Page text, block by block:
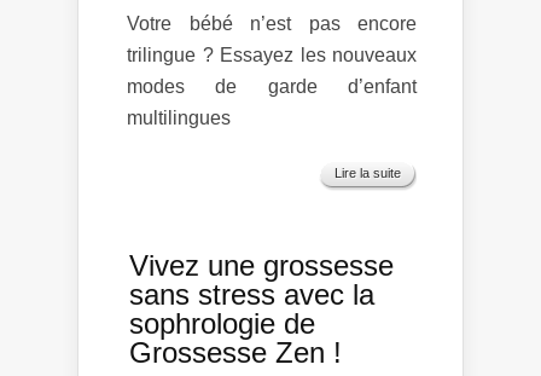
Votre bébé n’est pas encore
trilingue ? Essayez les nouveaux
modes de garde d’enfant
multilingues
Lire la suite
Vivez une grossesse
sans stress avec la
sophrologie de
Grossesse Zen !